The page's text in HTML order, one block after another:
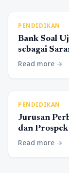
PENDIDIKAN
Bank Soal
sebagai
Read more arrow_forward
PENDIDIKAN
Jurusan
dan
Read more arrow_forward